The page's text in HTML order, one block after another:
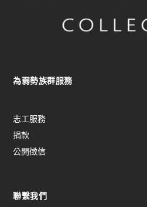
為弱勢族群服務
志工服務
捐款
公開徵信
聯繫我們